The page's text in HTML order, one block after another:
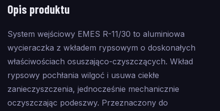
Opis produktu
System wejściowy EMES R-11/30 to aluminiowa
wycieraczka z wkładem rypsowym o doskonałych
właściwościach osuszająco-czyszczących. Wkład
rypsowy pochłania wilgoć i usuwa ciekłe
zanieczyszczenia, jednocześnie mechanicznie
oczyszczając podeszwy. Przeznaczony do